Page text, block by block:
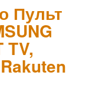
Пульт
TV,